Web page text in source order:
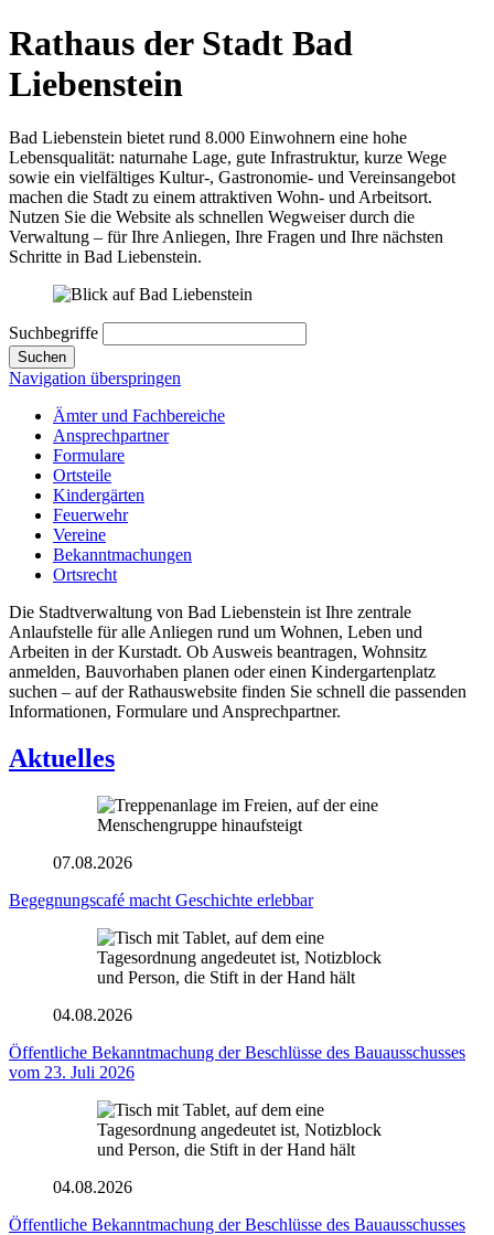
Rathaus der Stadt Bad
Liebenstein
Bad Liebenstein bietet rund 8.000 Einwohnern eine hohe
Lebensqualität: naturnahe Lage, gute Infrastruktur, kurze Wege
sowie ein vielfältiges Kultur-, Gastronomie- und Vereinsangebot
machen die Stadt zu einem attraktiven Wohn- und Arbeitsort.
Nutzen Sie die Website als schnellen Wegweiser durch die
Verwaltung – für Ihre Anliegen, Ihre Fragen und Ihre nächsten
Schritte in Bad Liebenstein.
Suchbegriffe
Suchen
Navigation überspringen
Ämter und Fachbereiche
Ansprechpartner
Formulare
Ortsteile
Kindergärten
Feuerwehr
Vereine
Bekanntmachungen
Ortsrecht
Die Stadtverwaltung von Bad Liebenstein ist Ihre zentrale
Anlaufstelle für alle Anliegen rund um Wohnen, Leben und
Arbeiten in der Kurstadt. Ob Ausweis beantragen, Wohnsitz
anmelden, Bauvorhaben planen oder einen Kindergartenplatz
suchen – auf der Rathauswebsite finden Sie schnell die passenden
Informationen, Formulare und Ansprechpartner.
Aktuelles
07.08.2026
Begegnungscafé macht Geschichte erlebbar
04.08.2026
Öffentliche Bekanntmachung der Beschlüsse des Bauausschusses
vom 23. Juli 2026
04.08.2026
Öffentliche Bekanntmachung der Beschlüsse des Bauausschusses